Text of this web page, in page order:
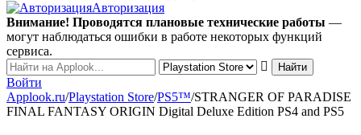
Авторизация
Внимание! Проводятся плановые технические работы —
могут наблюдаться ошибки в работе некоторых функций
сервиса.
Войти
Applook.ru/Playstation Store/PS5™/STRANGER OF PARADISE
FINAL FANTASY ORIGIN Digital Deluxe Edition PS4 and PS5